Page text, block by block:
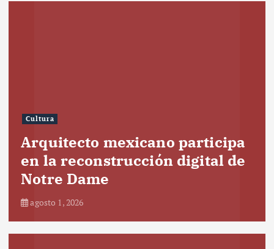
Cultura
Arquitecto mexicano participa
en la reconstrucción digital de
Notre Dame
agosto 1, 2026